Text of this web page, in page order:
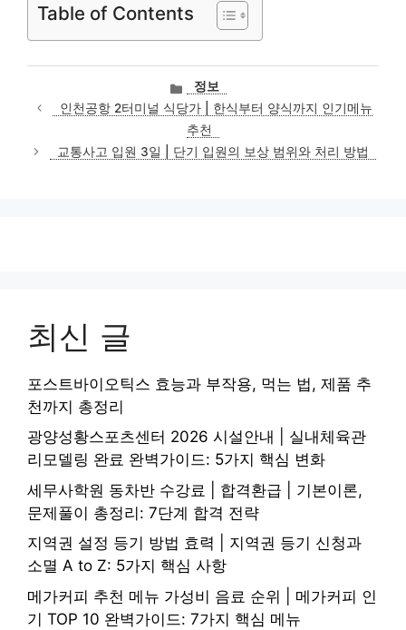
Table of Contents
카
테
고
리
정보
인천공항 2터미널 식당가 | 한식부터 양식까지 인기메뉴
추천
교통사고 입원 3일 | 단기 입원의 보상 범위와 처리 방법
최신 글
포스트바이오틱스 효능과 부작용, 먹는 법, 제품 추
천까지 총정리
광양성황스포츠센터 2026 시설안내 | 실내체육관
리모델링 완료 완벽가이드: 5가지 핵심 변화
세무사학원 동차반 수강료 | 합격환급 | 기본이론,
문제풀이 총정리: 7단계 합격 전략
지역권 설정 등기 방법 효력 | 지역권 등기 신청과
소멸 A to Z: 5가지 핵심 사항
메가커피 추천 메뉴 가성비 음료 순위 | 메가커피 인
기 TOP 10 완벽가이드: 7가지 핵심 메뉴